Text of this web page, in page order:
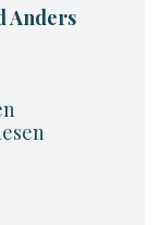
Anders